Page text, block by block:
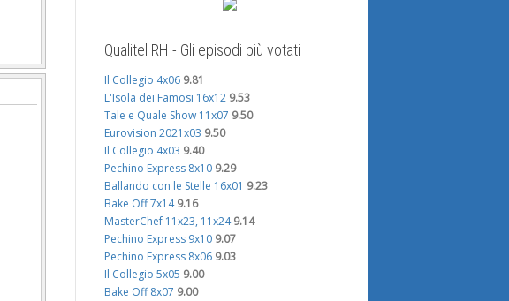
Qualitel RH - Gli episodi più votati
Il Collegio 4x06 9.81
L'Isola dei Famosi 16x12 9.53
Tale e Quale Show 11x07 9.50
Eurovision 2021x03 9.50
Il Collegio 4x03 9.40
Pechino Express 8x10 9.29
Ballando con le Stelle 16x01 9.23
Bake Off 7x14 9.16
MasterChef 11x23, 11x24 9.14
Pechino Express 9x10 9.07
Pechino Express 8x06 9.03
Il Collegio 5x05 9.00
Bake Off 8x07 9.00